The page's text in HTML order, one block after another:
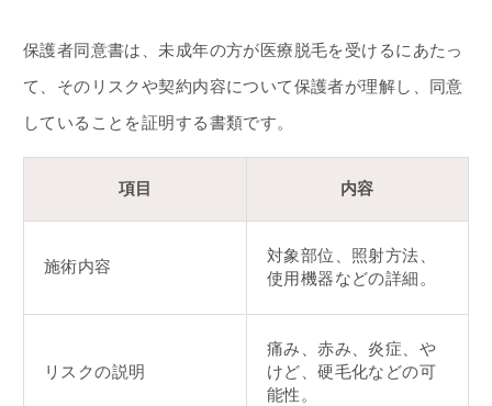
保護者同意書は、未成年の方が医療脱毛を受けるにあたっ
て、そのリスクや契約内容について保護者が理解し、同意
していることを証明する書類です。
項目 内容
施術内容
対象部位、照射方法、
使用機器などの詳細。
リスクの説明
痛み、赤み、炎症、や
けど、硬毛化などの可
能性。